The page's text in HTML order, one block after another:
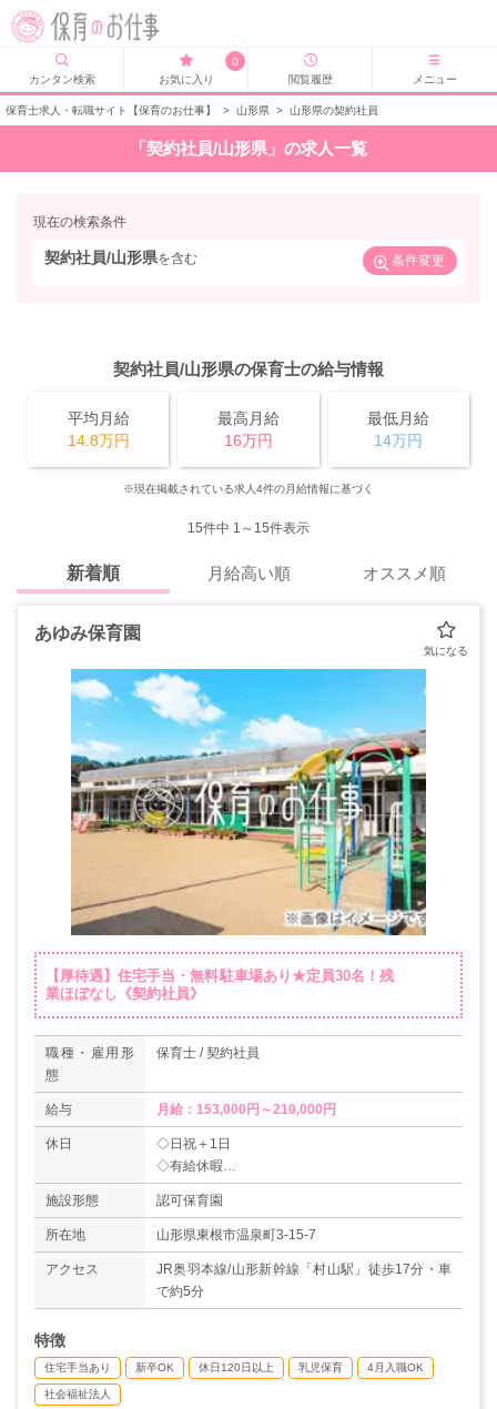
カンタン検索
0
お気に入り
閲覧履歴 メニュー
保育士求人・転職サイト【保育のお仕事】 > 山形県 > 山形県の契約社員
「契約社員/山形県」の求人一覧
現在の検索条件
契約社員/山形県を含む 条件変更
契約社員/山形県の保育士の給与情報
平均月給
14.8万円
最高月給
16万円
最低月給
14万円
※現在掲載されている求人4件の月給情報に基づく
15件中 1～15件表示
新着順 月給高い順 オススメ順
あゆみ保育園
【厚待遇】住宅手当・無料駐車場あり★定員30名！残
業ほぼなし《契約社員》
職種・雇用形
態
保育士 / 契約社員
給与 月給：153,000円～210,000円
休日
◇日祝＋1日
◇有給休暇
◇リフレッシュ休暇/旅行休暇あり（年3日間）
◇産休・育休取得実績あり
＊年間休日120日
施設形態 認可保育園
所在地 山形県東根市温泉町3-15-7
アクセス
JR奥羽本線/山形新幹線「村山駅」徒歩17分・車
で約5分
特徴
住宅手当あり 新卒OK 休日120日以上 乳児保育 4月入職OK
社会福祉法人